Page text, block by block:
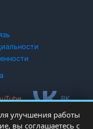
ВК
улучшения работы
вы соглашаетесь с